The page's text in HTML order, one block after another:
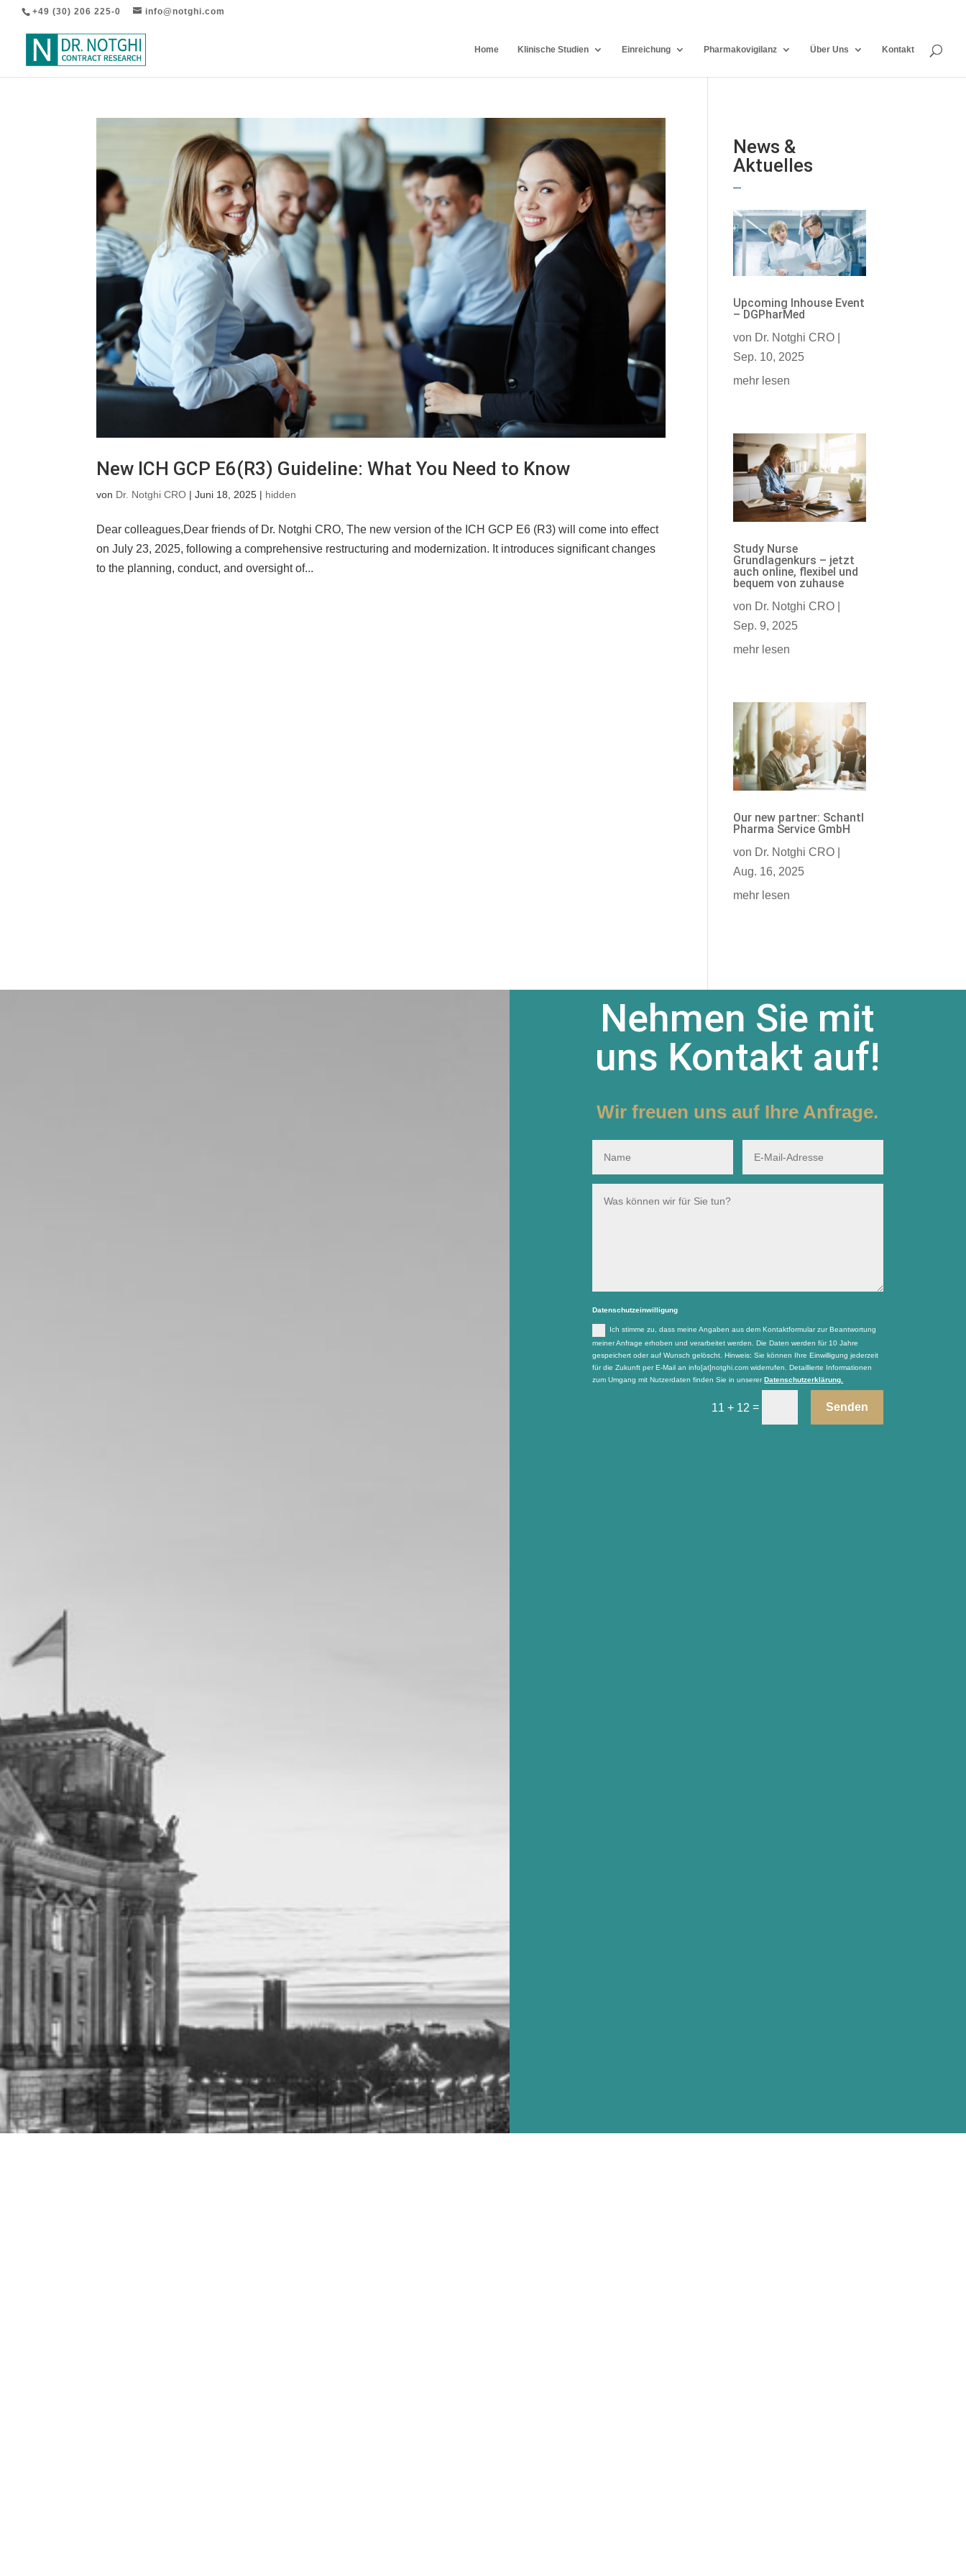
+49 (30) 206 225-0 info@notghi.com
Home Klinische Studien Einreichung Pharmakovigilanz Über Uns Kontakt
New ICH GCP E6(R3) Guideline: What You Need to Know
von Dr. Notghi CRO |Juni 18, 2025 | hidden
Dear colleagues,Dear friends of Dr. Notghi CRO, The new version of the ICH GCP E6 (R3) will come into effect
on July 23, 2025, following a comprehensive restructuring and modernization. It introduces significant changes
to the planning, conduct, and oversight of...
News &
Aktuelles
Upcoming Inhouse Event
– DGPharMed
von Dr. Notghi CRO
Sep. 10, 2025
mehr lesen
Study Nurse
Grundlagenkurs – jetzt
auch online, flexibel und
bequem von zuhause
von Dr. Notghi CRO
Sep. 9, 2025
mehr lesen
Our new partner: Schantl
Pharma Service GmbH
von Dr. Notghi CRO
Aug. 16, 2025
mehr lesen
Nehmen Sie mit
uns Kontakt auf!
Wir freuen uns auf Ihre Anfrage.
Datenschutzeinwilligung
Ich stimme zu, dass meine Angaben aus dem Kontaktformular zur Beantwortung
meiner Anfrage erhoben und verarbeitet werden. Die Daten werden für 10 Jahre
gespeichert oder auf Wunsch gelöscht. Hinweis: Sie können Ihre Einwilligung jederzeit
für die Zukunft per E-Mail an info[at]notghi.com widerrufen. Detaillierte Informationen
zum Umgang mit Nutzerdaten finden Sie in unsererDatenschutzerklärung.
11 + 12 = Senden